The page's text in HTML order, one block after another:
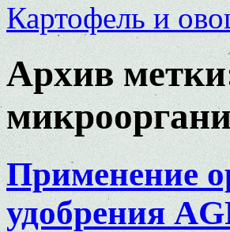
Картофель и
Архив
Применение
удобрения